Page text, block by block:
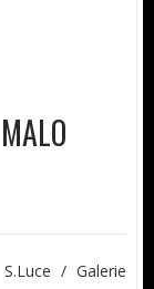
/ Galerie